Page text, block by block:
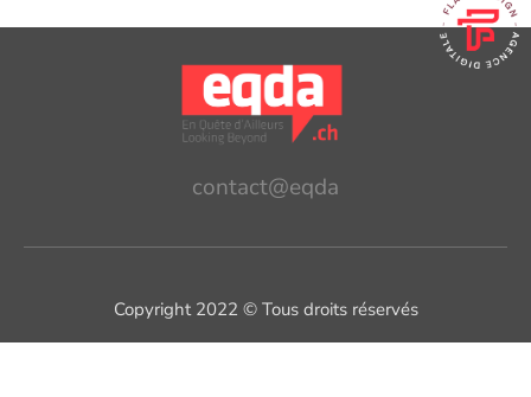
contact@eqda
Copyright 2022 © Tous droits réservés